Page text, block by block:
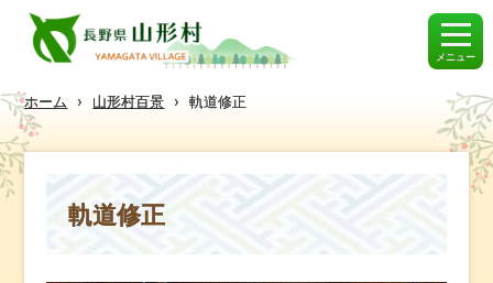
メニュー
ホーム › 山形村百景 › 軌道修正
軌道修正